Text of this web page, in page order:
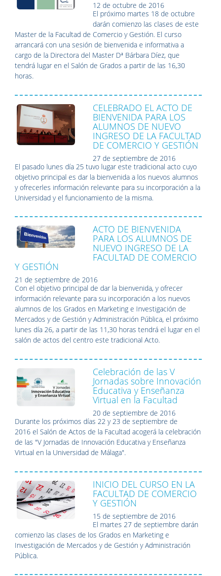
12 de octubre de 2016
El próximo martes 18 de octubre
darán comienzo las clases de este
Master de la Facultad de Comercio y Gestión. El curso
arrancará con una sesión de bienvenida e informativa a
cargo de la Directora del Master Dª Bárbara Díez, que
tendrá lugar en el Salón de Grados a partir de las 16,30
horas.
CELEBRADO EL ACTO DE
BIENVENIDA PARA LOS
ALUMNOS DE NUEVO
INGRESO DE LA FACULTAD
DE COMERCIO Y GESTIÓN
27 de septiembre de 2016
El pasado lunes día 25 tuvo lugar este tradicional acto cuyo
objetivo principal es dar la bienvenida a los nuevos alumnos
y ofrecerles información relevante para su incorporación a la
Universidad y el funcionamiento de la misma.
ACTO DE BIENVENIDA
PARA LOS ALUMNOS DE
NUEVO INGRESO DE LA
FACULTAD DE COMERCIO
Y GESTIÓN
21 de septiembre de 2016
Con el objetivo principal de dar la bienvenida, y ofrecer
información relevante para su incorporación a los nuevos
alumnos de los Grados en Marketing e Investigación de
Mercados y de Gestión y Administración Pública, el próximo
lunes día 26, a partir de las 11,30 horas tendrá el lugar en el
salón de actos del centro este tradicional Acto.
Celebración de las V
Jornadas sobre Innovación
Educativa y Enseñanza
Virtual en la Facultad
20 de septiembre de 2016
Durante los próximos días 22 y 23 de septiembre de
2016 el Salón de Actos de la Facultad acogerá la celebración
de las "V Jornadas de Innovación Educativa y Enseñanza
Virtual en la Universidad de Málaga".
INICIO DEL CURSO EN LA
FACULTAD DE COMERCIO
Y GESTIÓN
15 de septiembre de 2016
El martes 27 de septiembre darán
comienzo las clases de los Grados en Marketing e
Investigación de Mercados y de Gestión y Administración
Pública.